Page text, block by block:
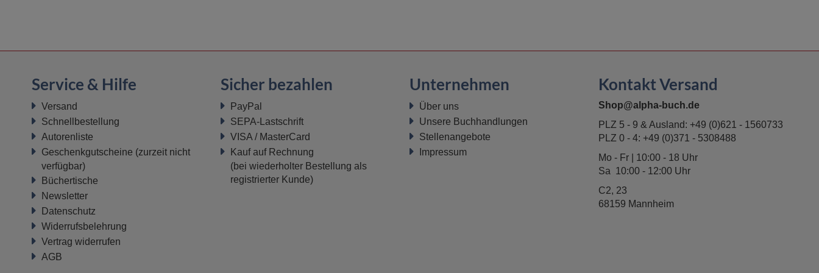
Service & Hilfe
Versand
Schnellbestellung
Autorenliste
Geschenkgutscheine (zurzeit nicht
verfügbar)
Büchertische
Newsletter
Datenschutz
Widerrufsbelehrung
Vertrag widerrufen
AGB
Sicher bezahlen
PayPal
SEPA-Lastschrift
VISA / MasterCard
Kauf auf Rechnung
(bei wiederholter Bestellung als
registrierter Kunde)
Unternehmen
Über uns
Unsere Buchhandlungen
Stellenangebote
Impressum
Kontakt Versand
Shop@alpha-buch.de
PLZ 5 - 9 & Ausland: +49 (0)621 - 1560733
PLZ 0 - 4: +49 (0)371 - 5308488
Mo - Fr | 10:00 - 18 Uhr
Sa 10:00 - 12:00 Uhr
C2, 23
68159 Mannheim